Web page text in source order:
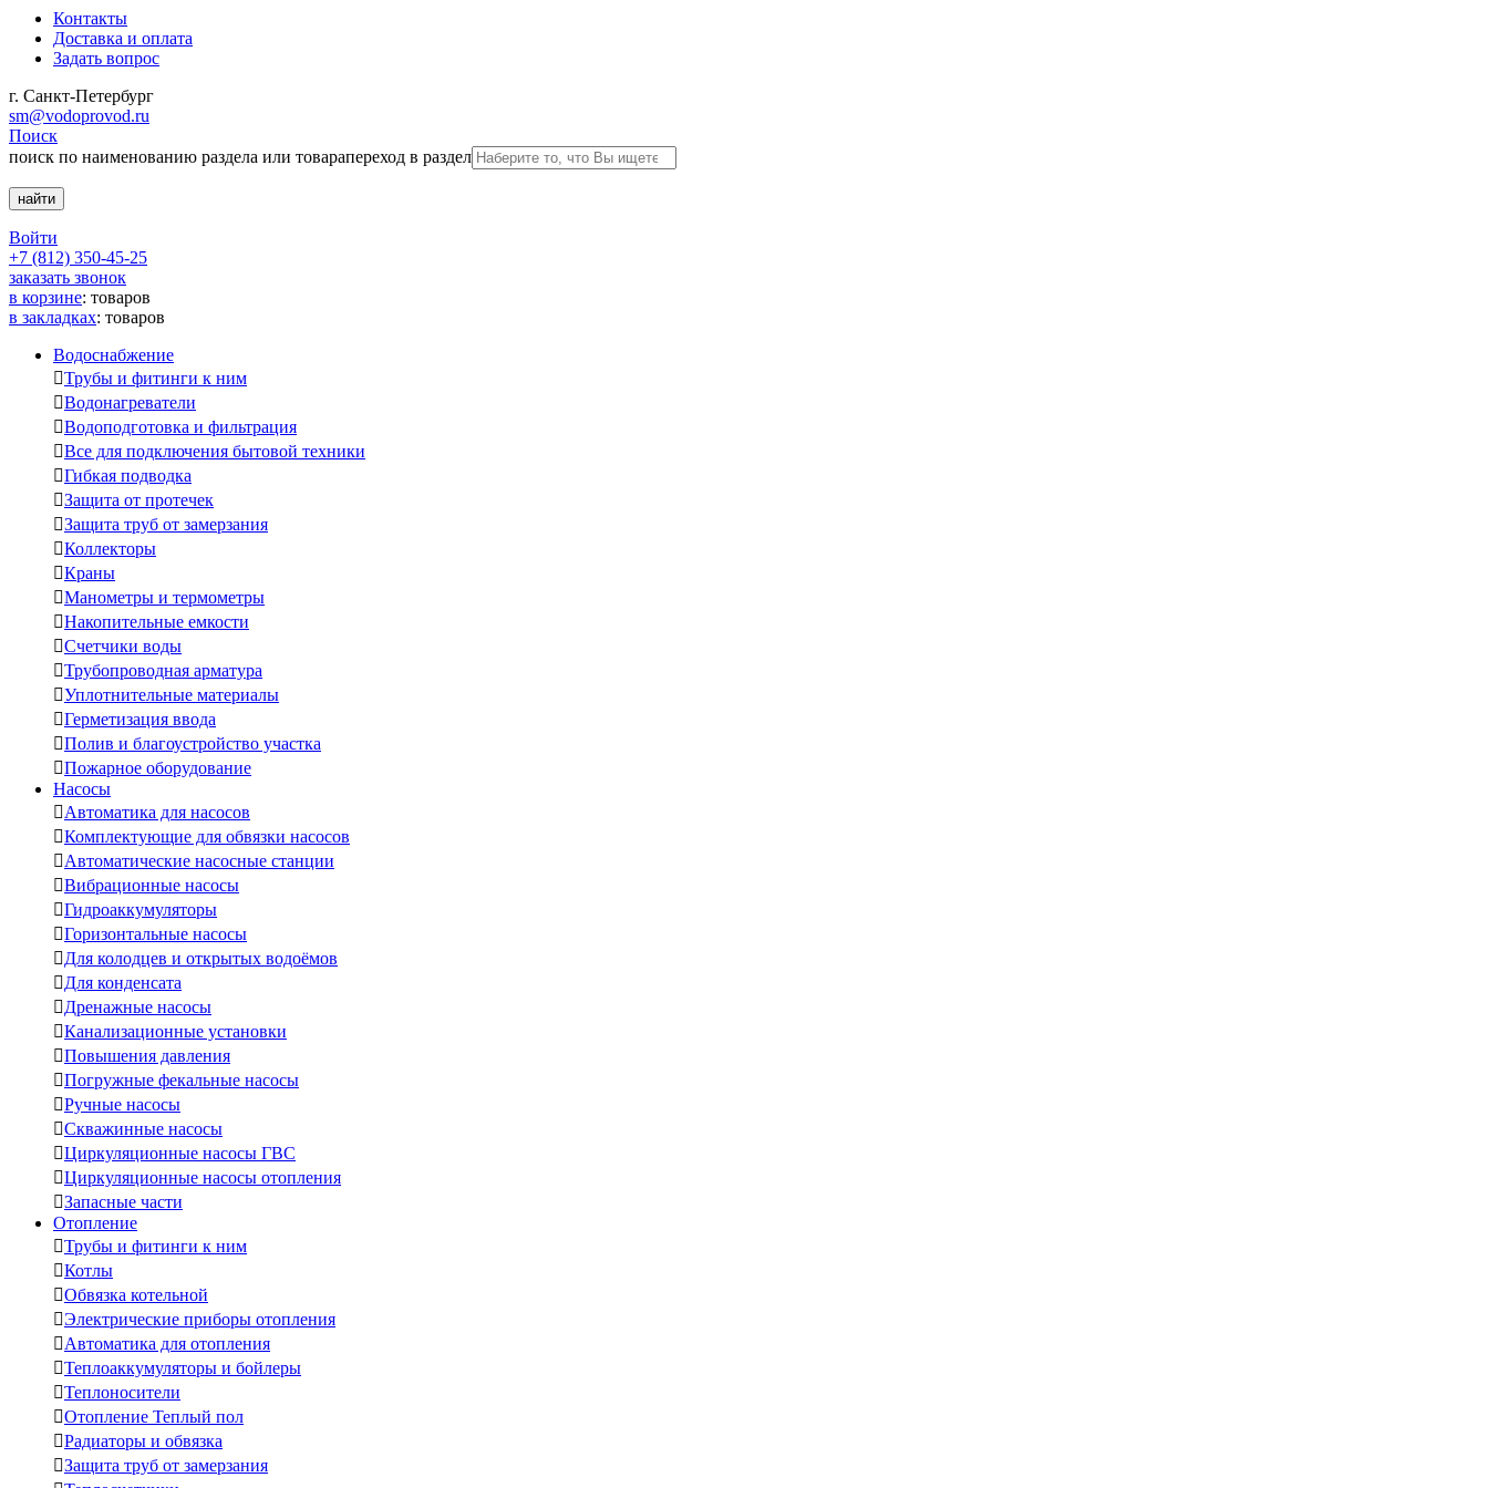
Контакты
Доставка и оплата
Задать вопрос
г. Санкт-Петербург
sm@vodoprovod.ru
Поиск
поиск по наименованию раздела или товарапереход в раздел
Войти
+7 (812) 350-45-25
заказать звонок
в корзине: товаров
в закладках: товаров
Водоснабжение
Трубы и фитинги к ним
Водонагреватели
Водоподготовка и фильтрация
Все для подключения бытовой техники
Гибкая подводка
Защита от протечек
Защита труб от замерзания
Коллекторы
Краны
Манометры и термометры
Накопительные емкости
Счетчики воды
Трубопроводная арматура
Уплотнительные материалы
Герметизация ввода
Полив и благоустройство участка
Пожарное оборудование
Насосы
Автоматика для насосов
Комплектующие для обвязки насосов
Автоматические насосные станции
Вибрационные насосы
Гидроаккумуляторы
Горизонтальные насосы
Для колодцев и открытых водоёмов
Для конденсата
Дренажные насосы
Канализационные установки
Повышения давления
Погружные фекальные насосы
Ручные насосы
Скважинные насосы
Циркуляционные насосы ГВС
Циркуляционные насосы отопления
Запасные части
Отопление
Трубы и фитинги к ним
Котлы
Обвязка котельной
Электрические приборы отопления
Автоматика для отопления
Теплоаккумуляторы и бойлеры
Теплоносители
Отопление Теплый пол
Радиаторы и обвязка
Защита труб от замерзания